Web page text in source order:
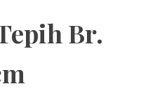
Br.